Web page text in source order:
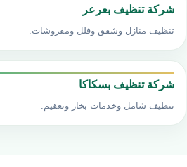
شركة تنظيف بعرعر
تنظيف منازل وشقق وفلل ومفروشات.
شركة تنظيف بسكاكا
تنظيف شامل وخدمات بخار وتعقيم.